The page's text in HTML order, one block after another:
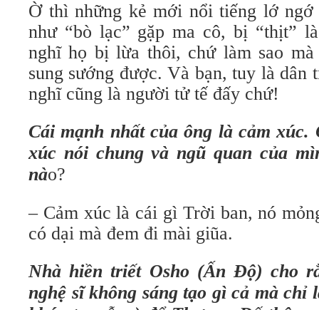
Ờ thì những kẻ mới nổi tiếng lớ ngớ
như “bò lạc” gặp ma cô, bị “thịt”
nghĩ họ bị lừa thôi, chứ làm sao
sung sướng được. Và bạn, tuy là dân
nghĩ cũng là người tử tế đấy chứ!
Cái mạnh nhất của ông là cảm xúc.
xúc nói chung và ngũ quan của
nào?
– Cảm xúc là cái gì Trời ban, nó
có dại mà đem đi mài giũa.
Nhà hiền triết Osho (Ấn Độ) cho
nghệ sĩ không sáng tạo gì cả mà chỉ